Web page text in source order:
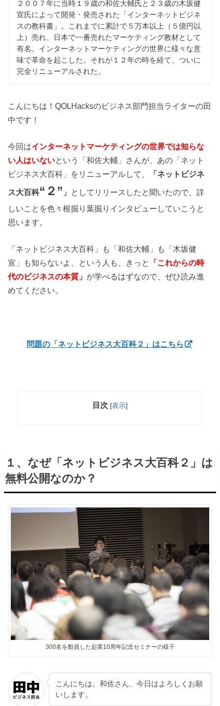
２００７年に当時１９歳の和佐大輔氏と２３歳の木坂健
宣氏によって開発・発売された「インターネットビジネ
スの教科書」。これまでに累計で５万本以上（５億円以
上）売れ、日本で一番売れたマーケティング教材として
有名。インターネットマーケティングの世界に様々な意
味で革命を起こした。それが１２年の時を経て、ついに
完全リニューアルされた。
こんにちは！QOLHacksのビジネス部門担当ライターの田
中です！
今回はインターネットマーケティングの世界では知らな
い人はいないという「和佐大輔」さんが、あの「ネット
ビジネス大百科」をリニューアルして、
「ネットビジネ
ス大百科“２” 」 としてリリースしたと聞いたので、詳
しいことを色々根掘り葉掘りインタビューしていこうと
思います。
「ネットビジネス大百科」も「和佐大輔」も「木坂健
宣」も知らないよ、という人も、きっと
「これからの時
代のビジネスの本質」 が学べるはずなので、ぜひ読み進
めてください。
問題の「ネットビジネス大百科２」はこちら
目次 [表示]
１、なぜ「ネットビジネス大百科２」は
無料公開なのか？
300名を動員した起業10周年記念セミナーの様子
こんにちは。和佐さん、今日はよろしくお願
いします。